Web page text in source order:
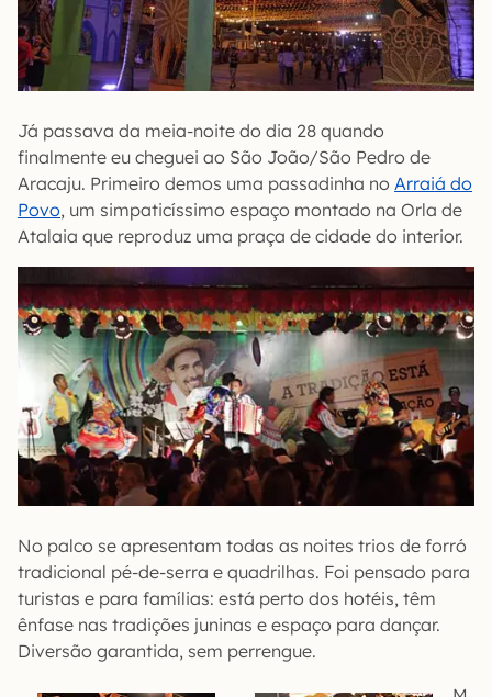
Já passava da meia-noite do dia 28 quando
finalmente eu cheguei ao São João/São Pedro de
Aracaju. Primeiro demos uma passadinha no Arraiá do
Povo, um simpaticíssimo espaço montado na Orla de
Atalaia que reproduz uma praça de cidade do interior.
No palco se apresentam todas as noites trios de forró
tradicional pé-de-serra e quadrilhas. Foi pensado para
turistas e para famílias: está perto dos hotéis, têm
ênfase nas tradições juninas e espaço para dançar.
Diversão garantida, sem perrengue.